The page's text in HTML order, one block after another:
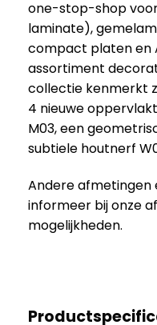
one-stop-shop
laminate),
compact platen en
assortiment
collectie kenmerkt
4 nieuwe
M03, een
subtiele houtnerf
Andere afmetingen
informeer bij onze
mogelijkheden.